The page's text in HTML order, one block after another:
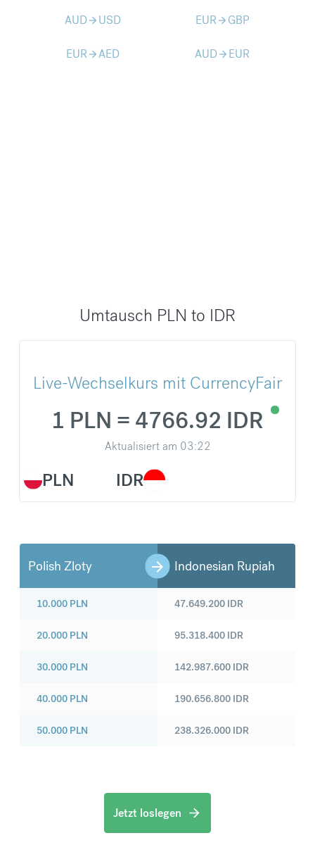
AUDarrow_forward USD EURarrow_forward GBP
EURarrow_forwardAED AUDarrow_forward EUR
Umtausch PLN to IDR
Live-Wechselkurs mit CurrencyFair
PLN
1 PLN = 4766.92 IDR
Aktualisiert am 03:22
IDR
Polish Zloty Indonesian Rupiah
10.000 PLN
20.000 PLN
30.000 PLN
40.000 PLN
50.000 PLN
47.649.200 IDR
95.318.400 IDR
142.987.600 IDR
190.656.800 IDR
238.326.000 IDR
Jetzt loslegen